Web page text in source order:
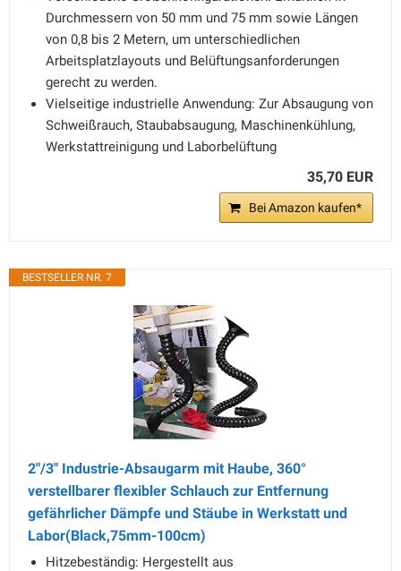
Durchmessern von 50 mm und 75 mm sowie Längen
von 0,8 bis 2 Metern, um unterschiedlichen
Arbeitsplatzlayouts und Belüftungsanforderungen
gerecht zu werden.
Vielseitige industrielle Anwendung: Zur Absaugung von
Schweißrauch, Staubabsaugung, Maschinenkühlung,
Werkstattreinigung und Laborbelüftung
35,70 EUR
Bei Amazon kaufen*
BESTSELLER NR. 7
2"/3" Industrie-Absaugarm mit Haube, 360°
verstellbarer flexibler Schlauch zur Entfernung
gefährlicher Dämpfe und Stäube in Werkstatt und
Labor(Black,75mm-100cm)
Hitzebeständig: Hergestellt aus